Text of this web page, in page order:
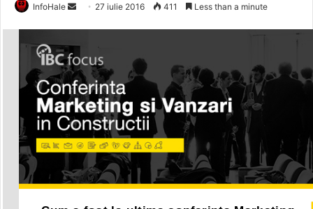
InfoHale
Send 27 iulie 2016 411 Less than a minute